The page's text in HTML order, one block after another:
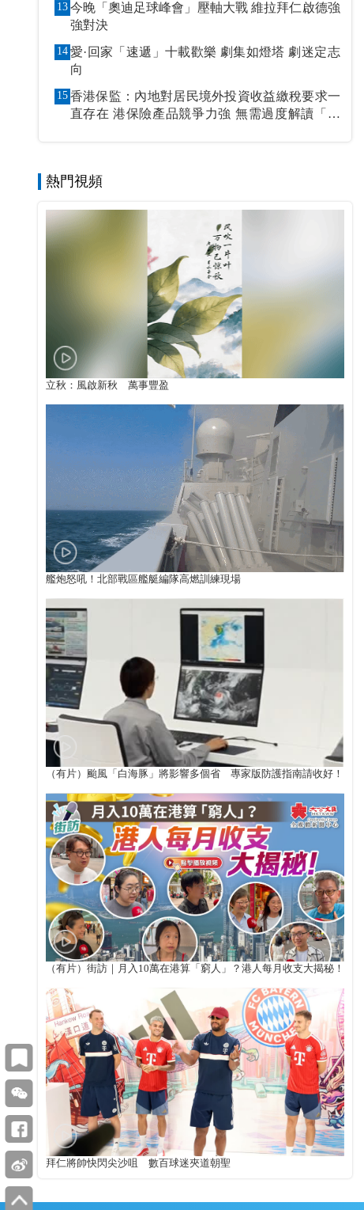
13 今晚「奧迪足球峰會」壓軸大戰 維拉拜仁啟德強
強對決
14 愛·回家「速遞」十載歡樂 劇集如燈塔 劇迷定志
向
15 香港保監：內地對居民境外投資收益繳稅要求一
直存在 港保險產品競爭力強 無需過度解讀「保
熱門視頻
立秋：風啟新秋 萬事豐盈
艦炮怒吼！北部戰區艦艇編隊高燃訓練現場
（有片）颱風「白海豚」將影響多個省 專家版防護指南請收好！
（有片）街訪｜月入10萬在港算「窮人」？港人每月收支大揭秘！
拜仁將帥快閃尖沙咀 數百球迷夾道朝聖